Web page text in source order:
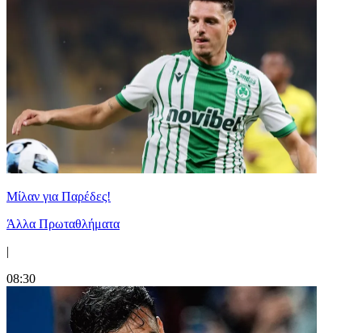
Μίλαν για Παρέδες!
Άλλα Πρωταθλήματα
|
08:30